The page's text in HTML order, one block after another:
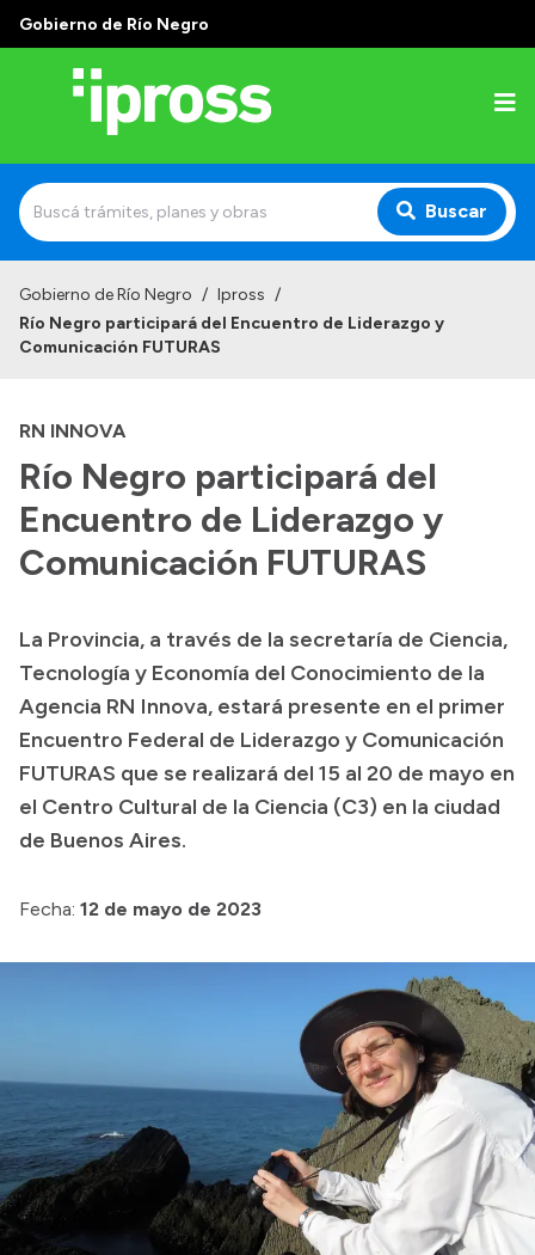
Gobierno de Río Negro
Buscar
Institucional
Autoridades
Delegaciones
Consultorios Propios
Presentación CV
Transparencia
Inversión en Salud
Licitaciones
Consulta de expedientes
Gobierno de Río Negro / Ipross /
Río Negro participará del Encuentro de Liderazgo y
Comunicación FUTURAS
RN INNOVA
Río Negro participará del
Encuentro de Liderazgo y
Comunicación FUTURAS
La Provincia, a través de la secretaría de Ciencia,
Tecnología y Economía del Conocimiento de la
Agencia RN Innova, estará presente en el primer
Encuentro Federal de Liderazgo y Comunicación
FUTURAS que se realizará del 15 al 20 de mayo en
el Centro Cultural de la Ciencia (C3) en la ciudad
de Buenos Aires.
Fecha: 12 de mayo de 2023